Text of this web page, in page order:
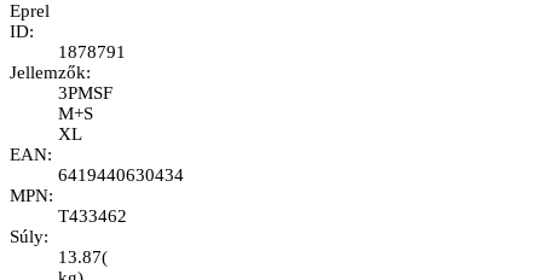
Eprel
ID:
1878791
Jellemzők:
3PMSF
M+S
XL
EAN:
6419440630434
MPN:
T433462
Súly:
13.87(